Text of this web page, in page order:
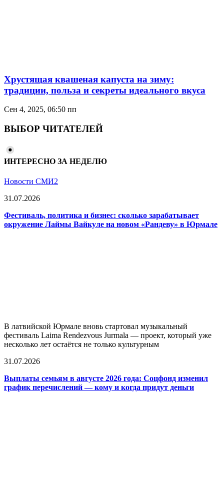
Хрустящая квашеная капуста на зиму:
традиции, польза и секреты идеального вкуса
Сен 4, 2025, 06:50 пп
ВЫБОР ЧИТАТЕЛЕЙ
ИНТЕРЕСНО ЗА НЕДЕЛЮ
Новости СМИ2
31.07.2026
Фестиваль, политика и бизнес: сколько зарабатывает
окружение Лаймы Вайкуле на новом «Рандеву» в Юрмале
В латвийской Юрмале вновь стартовал музыкальный
фестиваль Laima Rendezvous Jurmala — проект, который уже
несколько лет остаётся не только культурным
31.07.2026
Выплаты семьям в августе 2026 года: Соцфонд изменил
график перечислений — кому и когда придут деньги